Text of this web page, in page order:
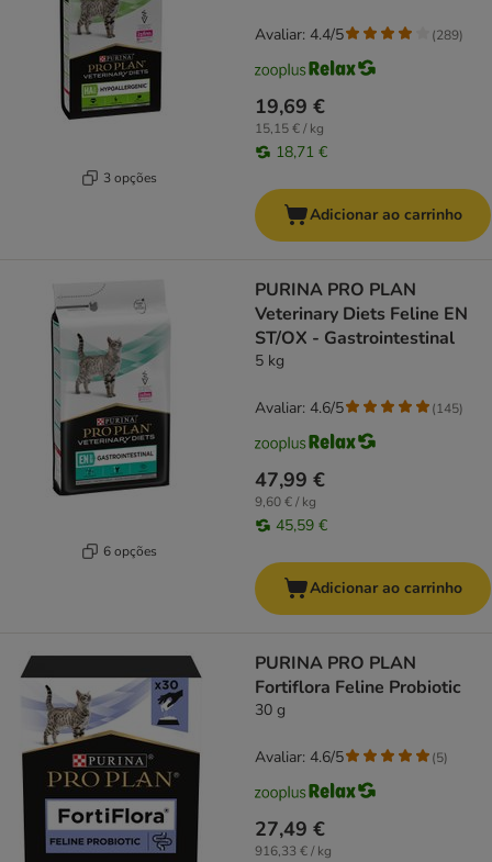
3 opções
19,69 €
15,15 € / kg
18,71 €
Avaliar: 4.4/5 (289)
Adicionar ao carrinho
6 opções
PURINA PRO PLAN
Veterinary Diets Feline EN
ST/OX - Gastrointestinal
5 kg
47,99 €
9,60 € / kg
45,59 €
Avaliar: 4.6/5 (145)
Adicionar ao carrinho
PURINA PRO PLAN
Fortiflora Feline Probiotic
30 g
27,49 €
916,33 € / kg
Avaliar: 4.6/5 (5)